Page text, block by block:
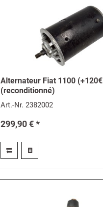
Alternateur Fiat 1100
(reconditionné)
Art.-Nr.2382002
299,90 € *